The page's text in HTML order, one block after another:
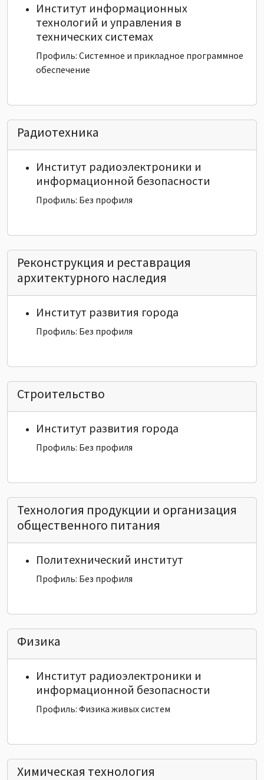
Институт информационных
технологий и управления в
технических системах
Профиль: Системное и прикладное программное
обеспечение
Радиотехника
Институт радиоэлектроники и
информационной безопасности
Профиль: Без профиля
Реконструкция и реставрация
архитектурного наследия
Институт развития города
Профиль: Без профиля
Строительство
Институт развития города
Профиль: Без профиля
Технология продукции и организация
общественного питания
Политехнический институт
Профиль: Без профиля
Физика
Институт радиоэлектроники и
информационной безопасности
Профиль: Физика живых систем
Химическая технология